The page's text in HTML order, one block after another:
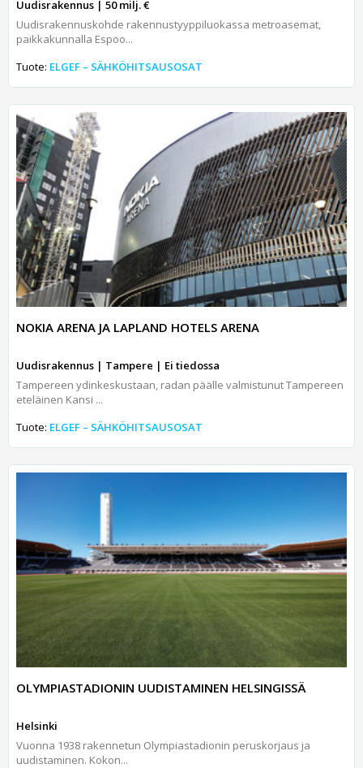
Uudisrakennus | 50 milj. €
Uudisrakennuskohde rakennustyyppiluokassa metroasemat,
paikkakunnalla Espoo...
Tuote: ELGEF – SÄHKÖHITSAUSOSAT
NOKIA ARENA JA LAPLAND HOTELS ARENA
Uudisrakennus | Tampere | Ei tiedossa
Tampereen ydinkeskustaan, radan päälle valmistunut Tampereen
eteläinen Kansi ...
Tuote: ELGEF – SÄHKÖHITSAUSOSAT
OLYMPIASTADIONIN UUDISTAMINEN HELSINGISSÄ
Helsinki
Vuonna 1938 rakennetun Olympiastadionin peruskorjaus ja
uudistaminen. Kokon...